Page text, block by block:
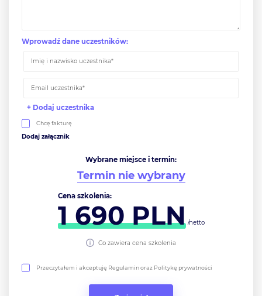
Wprowadź dane uczestników:
+ Dodaj uczestnika
Chcę fakturę
Wybrane miejsce i termin:
Termin nie wybrany
Cena szkolenia:
1 690PLN/netto
Co zawiera cena szkolenia
Przeczytałem i akceptuję Regulamin oraz Politykę prywatności